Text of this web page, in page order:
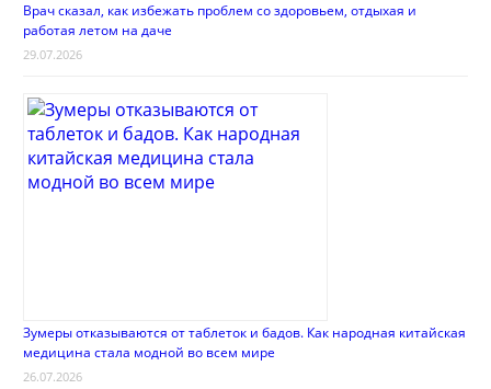
Врач сказал, как избежать проблем со здоровьем, отдыхая и
работая летом на даче
29.07.2026
Зумеры отказываются от таблеток и бадов. Как народная китайская
медицина стала модной во всем мире
26.07.2026